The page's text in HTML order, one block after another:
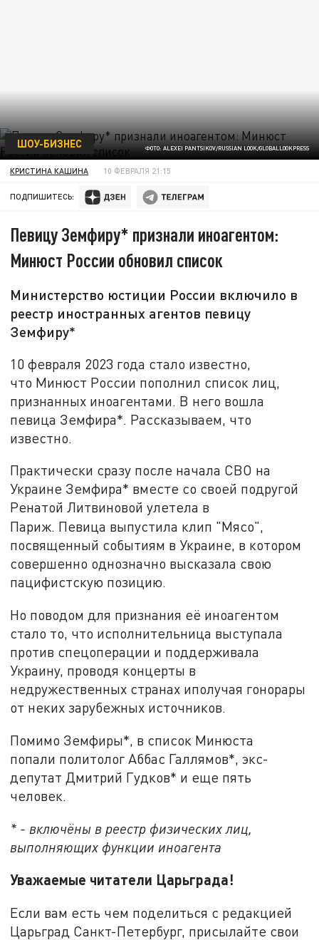
ФОТО: ALEXEI PANTSIKOV/RUSSIAN LOOK/GLOBALLOOKPRESS
ШОУ-БИЗНЕС
КРИСТИНА КАШИНА 10 ФЕВРАЛЯ 21:15
ПОДПИШИТЕСЬ:
Певицу Земфиру* признали иноагентом:
Минюст России обновил список
Министерство юстиции России включило в
реестр иностранных агентов певицу
Земфиру*
10 февраля 2023 года стало известно,
что Минюст России пополнил список лиц,
признанных иноагентами. В него вошла
певица Земфира*. Рассказываем, что
известно.
Практически сразу после начала СВО на
Украине Земфира* вместе со своей подругой
Ренатой Литвиновой улетела в
Париж. Певица выпустила клип "Мясо",
посвященный событиям в Украине, в котором
совершенно однозначно высказала свою
пацифистскую позицию.
Но поводом для признания её иноагентом
стало то, что исполнительница выступала
против спецоперации и поддерживала
Украину, проводя концерты в
недружественных странах иполучая гонорары
от неких зарубежных источников.
Помимо Земфиры*, в список Минюста
попали политолог Аббас Галлямов*, экс-
депутат Дмитрий Гудков* и еще пять
человек.
* - включёны в реестр физических лиц,
выполняющих функции иноагента
Уважаемые читатели Царьграда!
Если вам есть чем поделиться с редакцией
Царьград Санкт-Петербург, присылайте свои